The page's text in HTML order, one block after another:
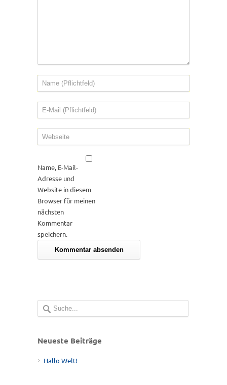
Name, E-Mail-
Adresse und
Website in diesem
Browser für meinen
nächsten
Kommentar
speichern.
Neueste Beiträge
Hallo Welt!